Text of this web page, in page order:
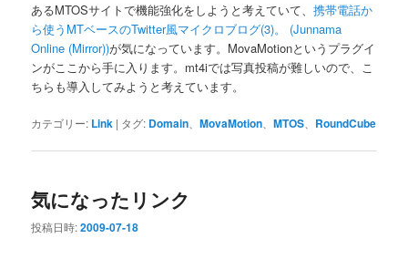
あるMTOSサイトで機能強化をしようと考えていて、携帯電話か
ら使うMTベースのTwitter風マイクロブログ(3)。 (Junnama
Online (Mirror))が気になっています。MovaMotionというプラグイ
ンがここから手に入ります。mt4iでは写真投稿が難しいので、こ
ちらも導入してみようと考えています。
カテゴリー: Link | タグ: Domain 、MovaMotion 、MTOS RoundCube
気になったリンク
投稿日時:2009-07-18